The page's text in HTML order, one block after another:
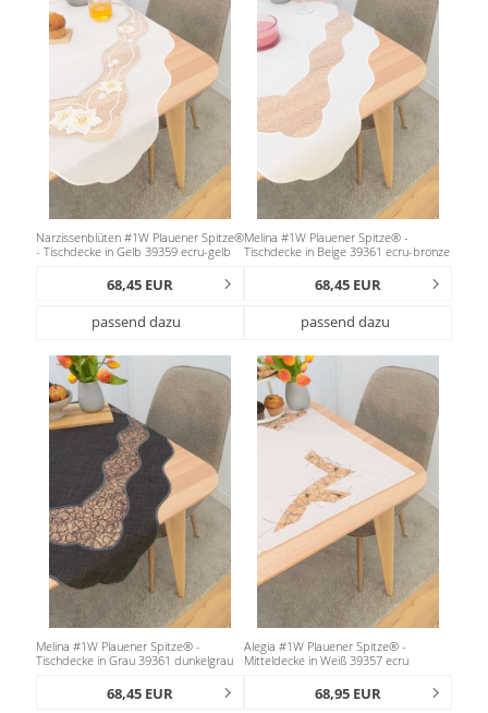
Narzissenblüten #1W Plauener Spitze®
- Tischdecke in Gelb 39359 ecru-gelb
68,45 EUR
passend dazu
Melina #1W Plauener Spitze® -
Tischdecke in Beige 39361 ecru-bronze
68,45 EUR
passend dazu
Melina #1W Plauener Spitze® -
Tischdecke in Grau 39361 dunkelgrau
68,45 EUR
Alegia #1W Plauener Spitze® -
Mitteldecke in Weiß 39357 ecru
68,95 EUR